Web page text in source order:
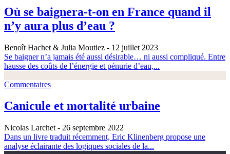
Où se baignera-t-on en France quand il
n’y aura plus d’eau ?
Benoît Hachet & Julia Moutiez - 12 juillet 2023
Se baigner n’a jamais été aussi désirable… ni aussi compliqué. Entre
hausse des coûts de l’énergie et pénurie d’eau,...
Commentaires
Canicule et mortalité urbaine
Nicolas Larchet - 26 septembre 2022
Dans un livre traduit récemment, Eric Klinenberg propose une
analyse éclairante des logiques sociales de la...